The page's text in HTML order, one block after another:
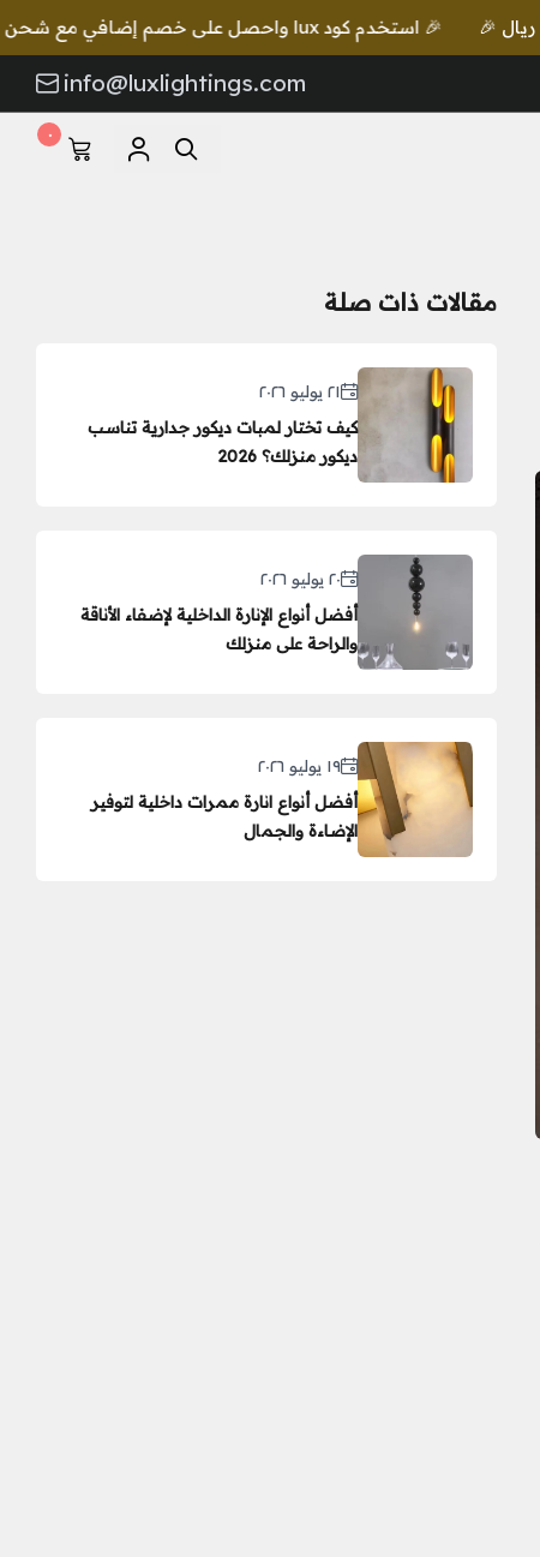
🎉 استخدم كود lux واحصل على خصم إضافي مع شحن مجاني للطلبات بقيمة 649 ريال 🎉
info@luxlightings.com
٠
مقالات ذات صلة
٢١ يوليو ٢٠٢٦
كيف تختار لمبات ديكور جدارية تناسب
ديكور منزلك؟ 2026
٢٠ يوليو ٢٠٢٦
أفضل أنواع الإنارة الداخلية لإضفاء الأناقة
والراحة على منزلك
١٩ يوليو ٢٠٢٦
أفضل أنواع انارة ممرات داخلية لتوفير
الإضاءة والجمال